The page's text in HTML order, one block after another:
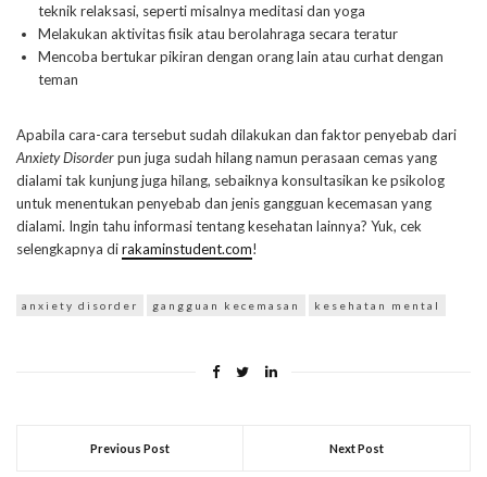
teknik relaksasi, seperti misalnya meditasi dan yoga
Melakukan aktivitas fisik atau berolahraga secara teratur
Mencoba bertukar pikiran dengan orang lain atau curhat dengan
teman
Apabila cara-cara tersebut sudah dilakukan dan faktor penyebab dari
Anxiety Disorderpun juga sudah hilang namun perasaan cemas yang
dialami tak kunjung juga hilang, sebaiknya konsultasikan ke psikolog
untuk menentukan penyebab dan jenis gangguan kecemasan yang
dialami. Ingin tahu informasi tentang kesehatan lainnya? Yuk, cek
selengkapnya dirakaminstudent.com!
anxiety disorder gangguan kecemasan kesehatan mental
Previous Post Next Post